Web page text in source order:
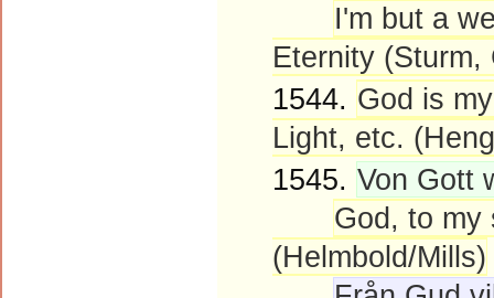
I'm but a
Eternity (Sturm,
1544. God is
Light, etc.
1545. Von Gott
God, to my
(Helmbold/Mills)